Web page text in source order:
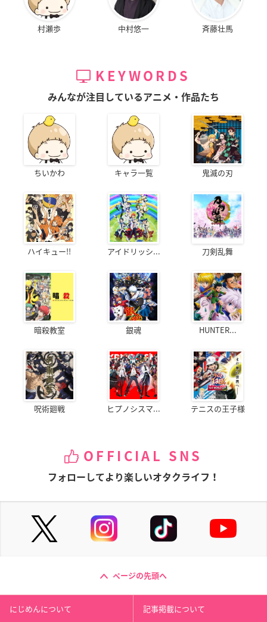
村瀬歩 中村悠一 斉藤壮馬
KEYWORDS
みんなが注目しているアニメ・作品たち
ちいかわ キャラ一覧 鬼滅の刃
ハイキュー!! アイドリッシ... 刀剣乱舞
暗殺教室 銀魂 HUNTER...
呪術廻戦 ヒプノシスマ... テニスの王子様
OFFICIAL SNS
フォローしてより楽しいオタクライフ！
ページの先頭へ
にじめんについて 記事掲載について